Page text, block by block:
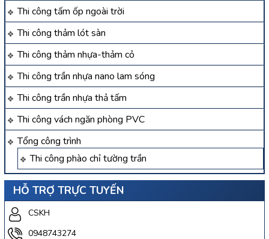
Thi công tấm ốp ngoài trời
Thi công thảm lót sàn
Thi công thảm nhựa-thảm cỏ
Thi công trần nhựa nano lam sóng
Thi công trần nhựa thả tấm
Thi công vách ngăn phòng PVC
Tổng công trình
Thi công phào chỉ tường trần
HỖ TRỢ TRỰC TUYẾN
CSKH
0948743274